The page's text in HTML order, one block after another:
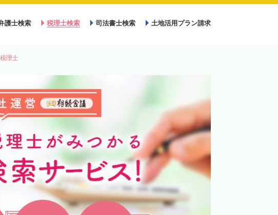
護士検索 税理士検索 司法書士検索 土地活用プラン請求
理士